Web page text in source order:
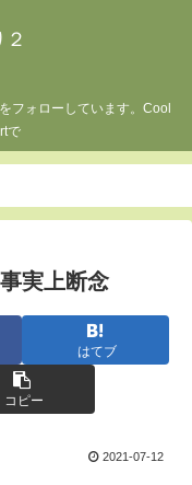
フォローしています。Cool
で
実上断念
はてブ
コピー
2021-07-12